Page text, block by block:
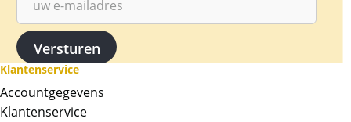
Klantenservice
Accountgegevens
Klantenservice